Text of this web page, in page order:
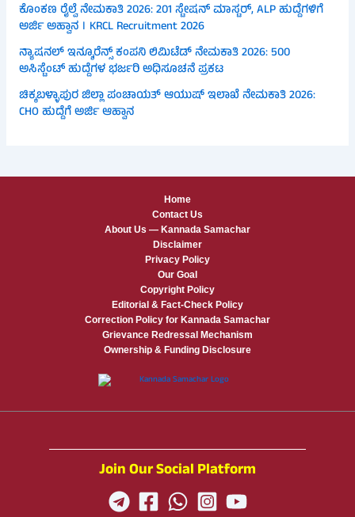
ಕೊಂಕಣ ರೈಲ್ವೆ ನೇಮಕಾತಿ 2026: 201 ಸ್ಟೇಷನ್ ಮಾಸ್ಟರ್, ALP ಹುದ್ದೆಗಳಿಗೆ
ಅರ್ಜಿ ಅಹ್ವಾನ । KRCL Recruitment 2026
ನ್ಯಾಷನಲ್ ಇನ್ಶೂರೆನ್ಸ್ ಕಂಪನಿ ಲಿಮಿಟೆಡ್ ನೇಮಕಾತಿ 2026: 500
ಅಸಿಸ್ಟೆಂಟ್ ಹುದ್ದೆಗಳ ಭರ್ಜರಿ ಅಧಿಸೂಚನೆ ಪ್ರಕಟ
ಚಿಕ್ಕಬಳ್ಳಾಪುರ ಜಿಲ್ಲಾ ಪಂಚಾಯತ್ ಆಯುಷ್ ಇಲಾಖೆ ನೇಮಕಾತಿ 2026:
CHO ಹುದ್ದೆಗೆ ಅರ್ಜಿ ಆಹ್ವಾನ
Home
Contact Us
About Us — Kannada Samachar
Disclaimer
Privacy Policy
Our Goal
Copyright Policy
Editorial & Fact-Check Policy
Correction Policy for Kannada Samachar
Grievance Redressal Mechanism
Ownership & Funding Disclosure
Join Our Social Platform